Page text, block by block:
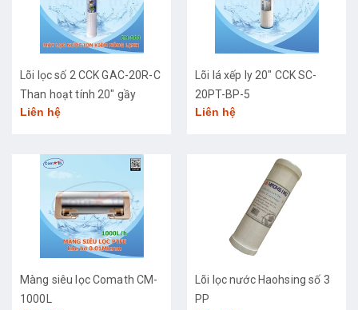
Lõi lọc số 2 CCK GAC-20R-C
Than hoạt tính 20" gầy
Liên hệ
Lõi lá xếp ly 20" CCK SC-
20PT-BP-5
Liên hệ
Màng siêu lọc Comath CM-
1000L
Lõi lọc nước Haohsing số 3
PP